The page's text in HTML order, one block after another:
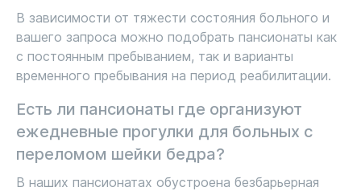
В зависимости от тяжести состояния больного и
вашего запроса можно подобрать пансионаты как
с постоянным пребыванием, так и варианты
временного пребывания на период реабилитации.
Есть ли пансионаты где организуют
ежедневные прогулки для больных с
переломом шейки бедра?
В наших пансионатах обустроена безбарьерная